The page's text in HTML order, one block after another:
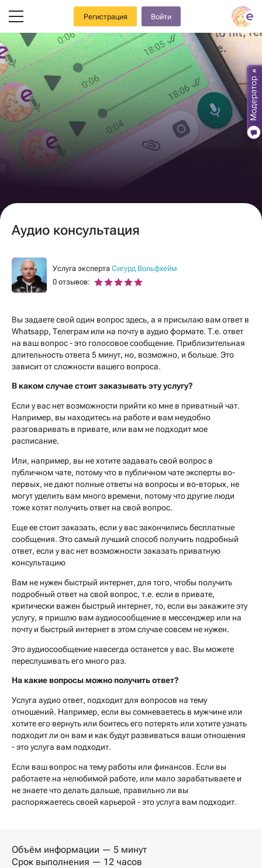
Регистрация Войти
Аудио консультация
Услуга экспертаСигурд Вольфхейм
0 отзывов:
Вы задаете свой один вопрос здесь, а я присылаю вам ответ в
Whatsapp, Телеграм или на почту в аудио формате. Т.е. ответ
на ваш вопрос - это голосовое сообщение. Приблизительная
длительность ответа 5 минут, но, возможно, и больше. Это
зависит от сложности вашего вопроса.
В каком случае стоит заказывать эту услугу?
Если у вас нет возможности прийти ко мне в приватный чат.
Например, вы находитесь на работе и вам неудобно
разговаривать в привате, или вам не подходит мое
расписание.
Или, например, вы не хотите задавать свой вопрос в
публичном чате, потому что в публичном чате эксперты во-
первых, не дают полные ответы на вопросы и во-вторых, не
могут уделить вам много времени, потому что другие люди
тоже хотят получить ответ на свой вопрос.
Еще ее стоит заказать, если у вас закончились бесплатные
сообщения. Это самый лучший способ получить подробный
ответ, если у вас нет возможности заказать приватную
консультацию
Вам не нужен быстрый интернет, для того, чтобы получить
подробный ответ на свой вопрос, т.е. если в привате,
критически важен быстрый интернет, то, если вы закажите эту
услугу, я пришлю вам аудиосообщение в мессенджер или на
почту и быстрый интернет в этом случае совсем не нужен.
Это аудиосообщение навсегда останется у вас. Вы можете
переслушивать его много раз.
На какие вопросы можно получить ответ?
Услуга аудио ответ, подходит для вопросов на тему
отношений. Например, если вы сомневаетесь в мужчине или
хотите его вернуть или боитесь его потерять или хотите узнать
подходит ли он вам и как будут развиваться ваши отношения
- это услуга вам подходит.
Если ваш вопрос на тему работы или финансов. Если вы
работаете на нелюбимой работе, или мало зарабатываете и
не знаете что делать дальше, правильно ли вы
распоряжаетесь своей карьерой - это услуга вам подходит.
Объём информации — 5 минут
Срок выполнения — 12 часов